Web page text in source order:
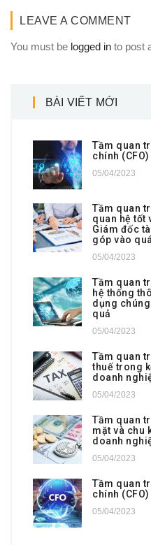
LEAVE A COMMENT
You must be logged in to post
BÀI VIẾT MỚI
Tầm quan
chính (CFO)
05/04/2023
Tầm quan
quan hệ tốt
Giám đốc
góp vào
05/04/2023
Tầm quan
hệ thống
dụng
quả
05/04/2023
Tầm quan
thuế trong
doanh
05/04/2023
Tầm quan
mặt và chu
doanh
05/04/2023
Tầm quan
chính
05/04/2023